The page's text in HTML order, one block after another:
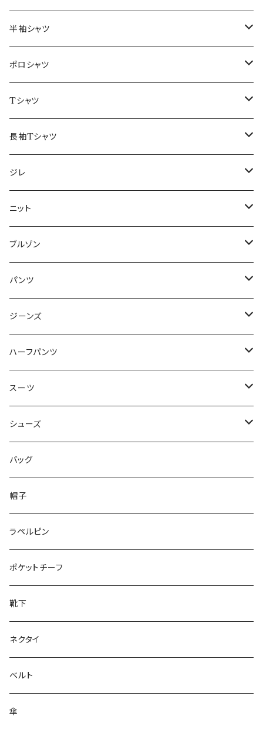
46/M
48/L
50/XL～
～44/S
46/M
48/L
50/XL～
半袖シャツ
～44/S
46/M
48/L
50/XL～
ポロシャツ
～44/S
46/M
48/L
50/XL～
Tシャツ
～44/S
46/M
48/L
50/XL～
長袖Tシャツ
～44/S
46/M
48/L
50/XL～
ジレ
～44/S
46/M
48/L
50/XL～
ニット
～44/S
46/M
48/L
50/XL～
ブルゾン
～44/S
46/M
48/L
50/XL～
パンツ
～44/S
46/M
48/L
50/XL～
ジーンズ
～44/S
46/M
48/L
50/XL～
ハーフパンツ
～44/S
46/M
48/L
50/XL～
スーツ
～44/S
46/M
48/L
50/XL～
シューズ
～25.5cm
26cm～
27cm～
28cm～
バッグ
帽子
ラペルピン
ポケットチーフ
靴下
ネクタイ
ベルト
傘